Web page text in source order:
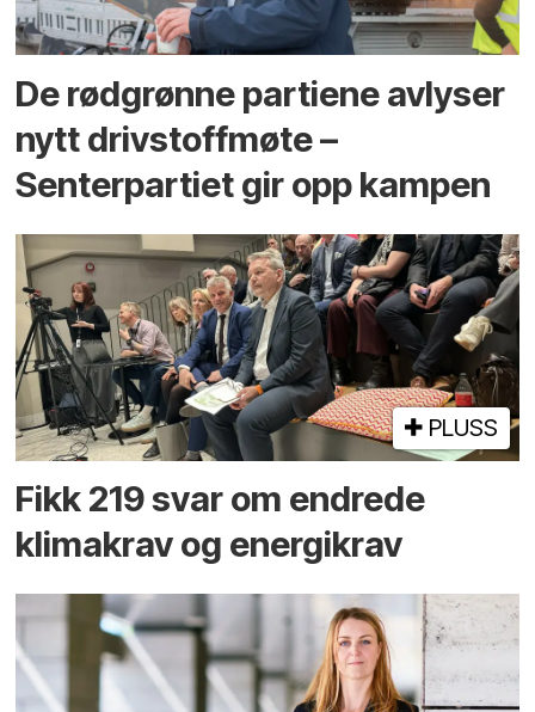
De rødgrønne partiene avlyser
nytt drivstoffmøte –
Senterpartiet gir opp kampen
PLUSS
Fikk 219 svar om endrede
klimakrav og energikrav